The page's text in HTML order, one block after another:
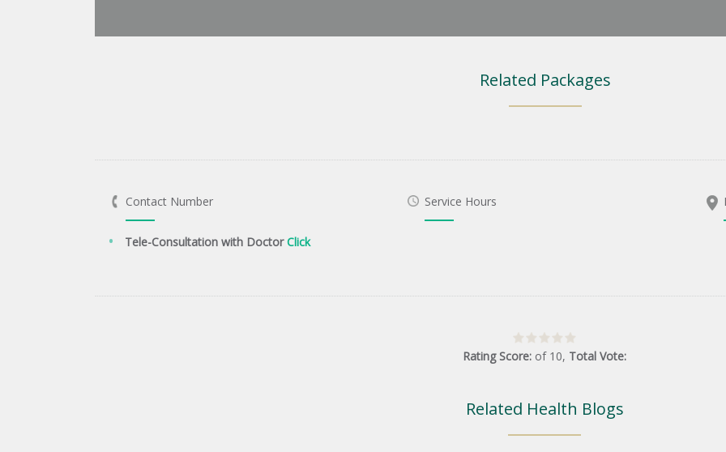
Related Packages
Contact Number
Tele-Consultation with DoctorClick
Service Hours
Rating Score: of 10, Total Vote:
Related Health Blogs